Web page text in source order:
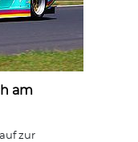
am
zur